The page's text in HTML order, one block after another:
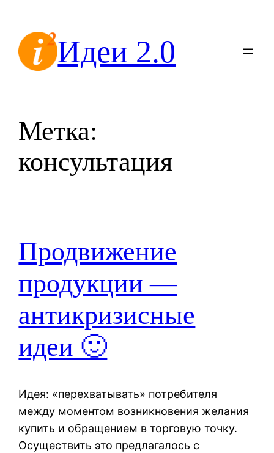
содержимомуИдеи 2.0
Метка:
консультация
Продвижение
продукции —
антикризисные
идеи 🙂
Идея: «перехватывать» потребителя
между моментом возникновения желания
купить и обращением в торговую точку.
Осуществить это предлагалось с